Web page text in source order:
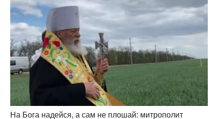
На Бога надейся, а сам не плошай: митрополит